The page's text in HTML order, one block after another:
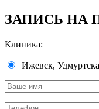
ЗАПИСЬ НА
Клиника:
Ижевск,